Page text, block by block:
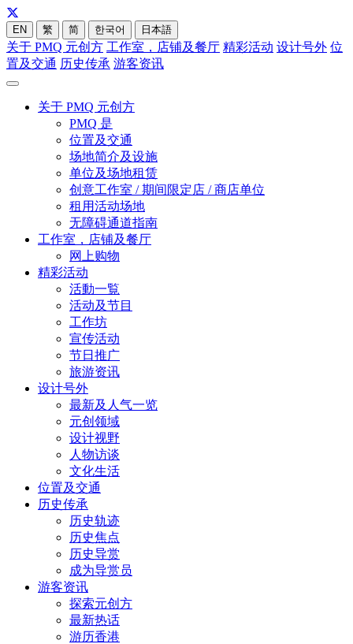
EN 繁 简 한국어 日本語
关于 PMQ 元创方 工作室，店铺及餐厅 精彩活动 设计号外 位
置及交通 历史传承 游客资讯
关于 PMQ 元创方
PMQ 是
位置及交通
场地简介及设施
单位及场地租赁
创意工作室 / 期间限定店 / 商店单位
租用活动场地
无障碍通道指南
工作室，店铺及餐厅
网上购物
精彩活动
活動一覧
活动及节目
工作坊
宣传活动
节日推广
旅游资讯
设计号外
最新及人气一览
元创领域
设计视野
人物访谈
文化生活
位置及交通
历史传承
历史轨迹
历史焦点
历史导赏
成为导赏员
游客资讯
探索元创方
最新热话
游历香港